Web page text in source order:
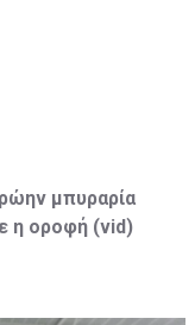
μπυραρία
η οροφή (vid)